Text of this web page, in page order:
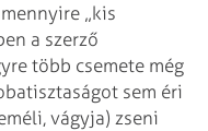
„kis
a szerző
több csemete még
sem éri
vágyja) zseni